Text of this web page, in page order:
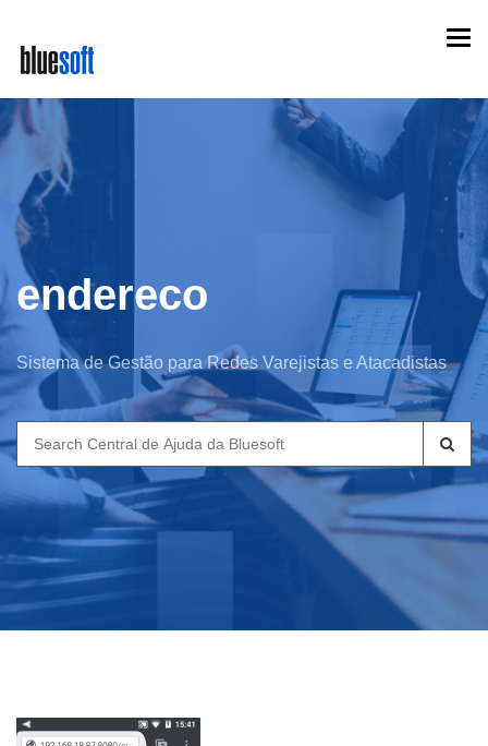
main
content
endereco
Sistema de Gestão para Redes Varejistas e Atacadistas
Search
for: